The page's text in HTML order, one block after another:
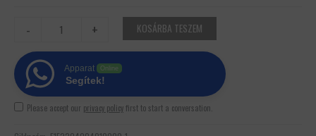
- + KOSÁRBA TESZEM
Apparat Online
Segítek!
Please accept our privacy policyfirst to start a conversation.